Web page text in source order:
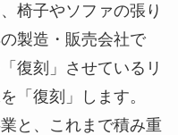
椅子やソファの張り
製造・販売会社で
復刻」させているリ
「復刻」します。
と、これまで積み重